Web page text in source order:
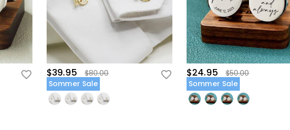
$39.95
$80.00
Sommer Sale
$24.95
$50.00
Sommer Sale